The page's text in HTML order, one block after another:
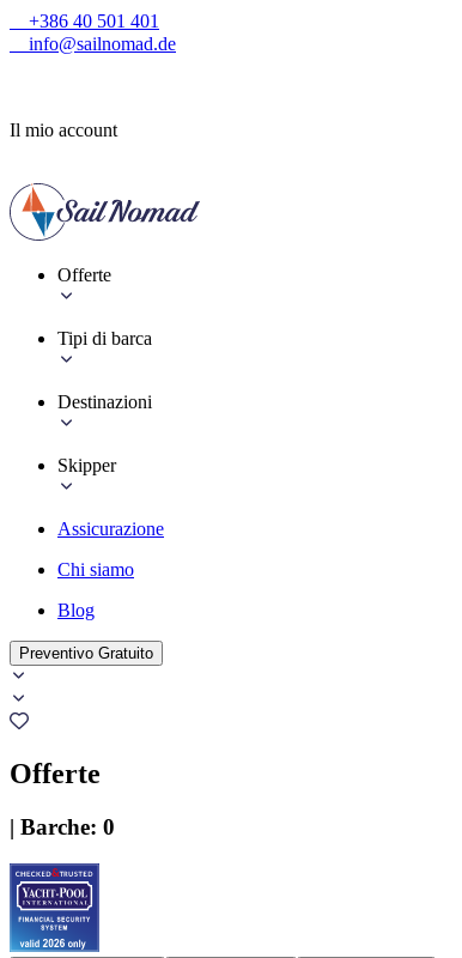
+386 40 501 401
info@sailnomad.de
Il mio account
Offerte
Tipi di barca
Destinazioni
Skipper
Assicurazione
Chi siamo
Blog
Preventivo Gratuito
Offerte
| Barche: 0